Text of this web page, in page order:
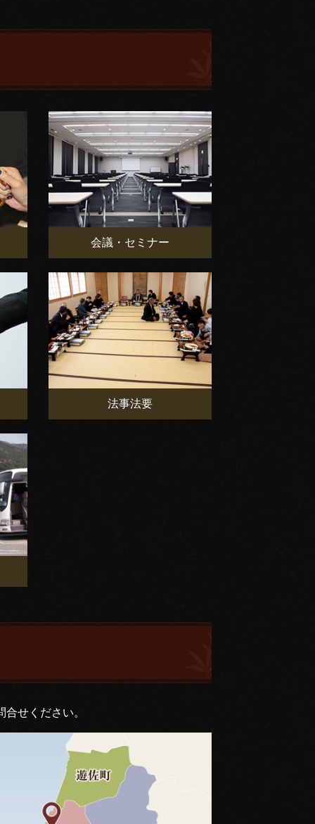
会議・セミナー
法事法要
せください。